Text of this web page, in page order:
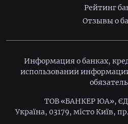
Рейтинг
Отзывы о
Информация о банках,
использовании
ТОВ «БАНКЕР ЮА»,
Україна, 03179, місто Київ,